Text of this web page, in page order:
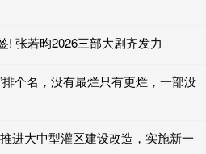
! 张若昀2026三部大剧齐发力
个名，没有最烂只有更烂，一部没
进大中型灌区建设改造，实施新一